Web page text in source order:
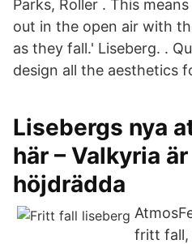
Parks, Roller . This
out in the open air with
as they fall.' Liseberg. ​.
design all the aesthetics
Lisebergs nya
här – Valkyria
höjdrädda
fritt fall,